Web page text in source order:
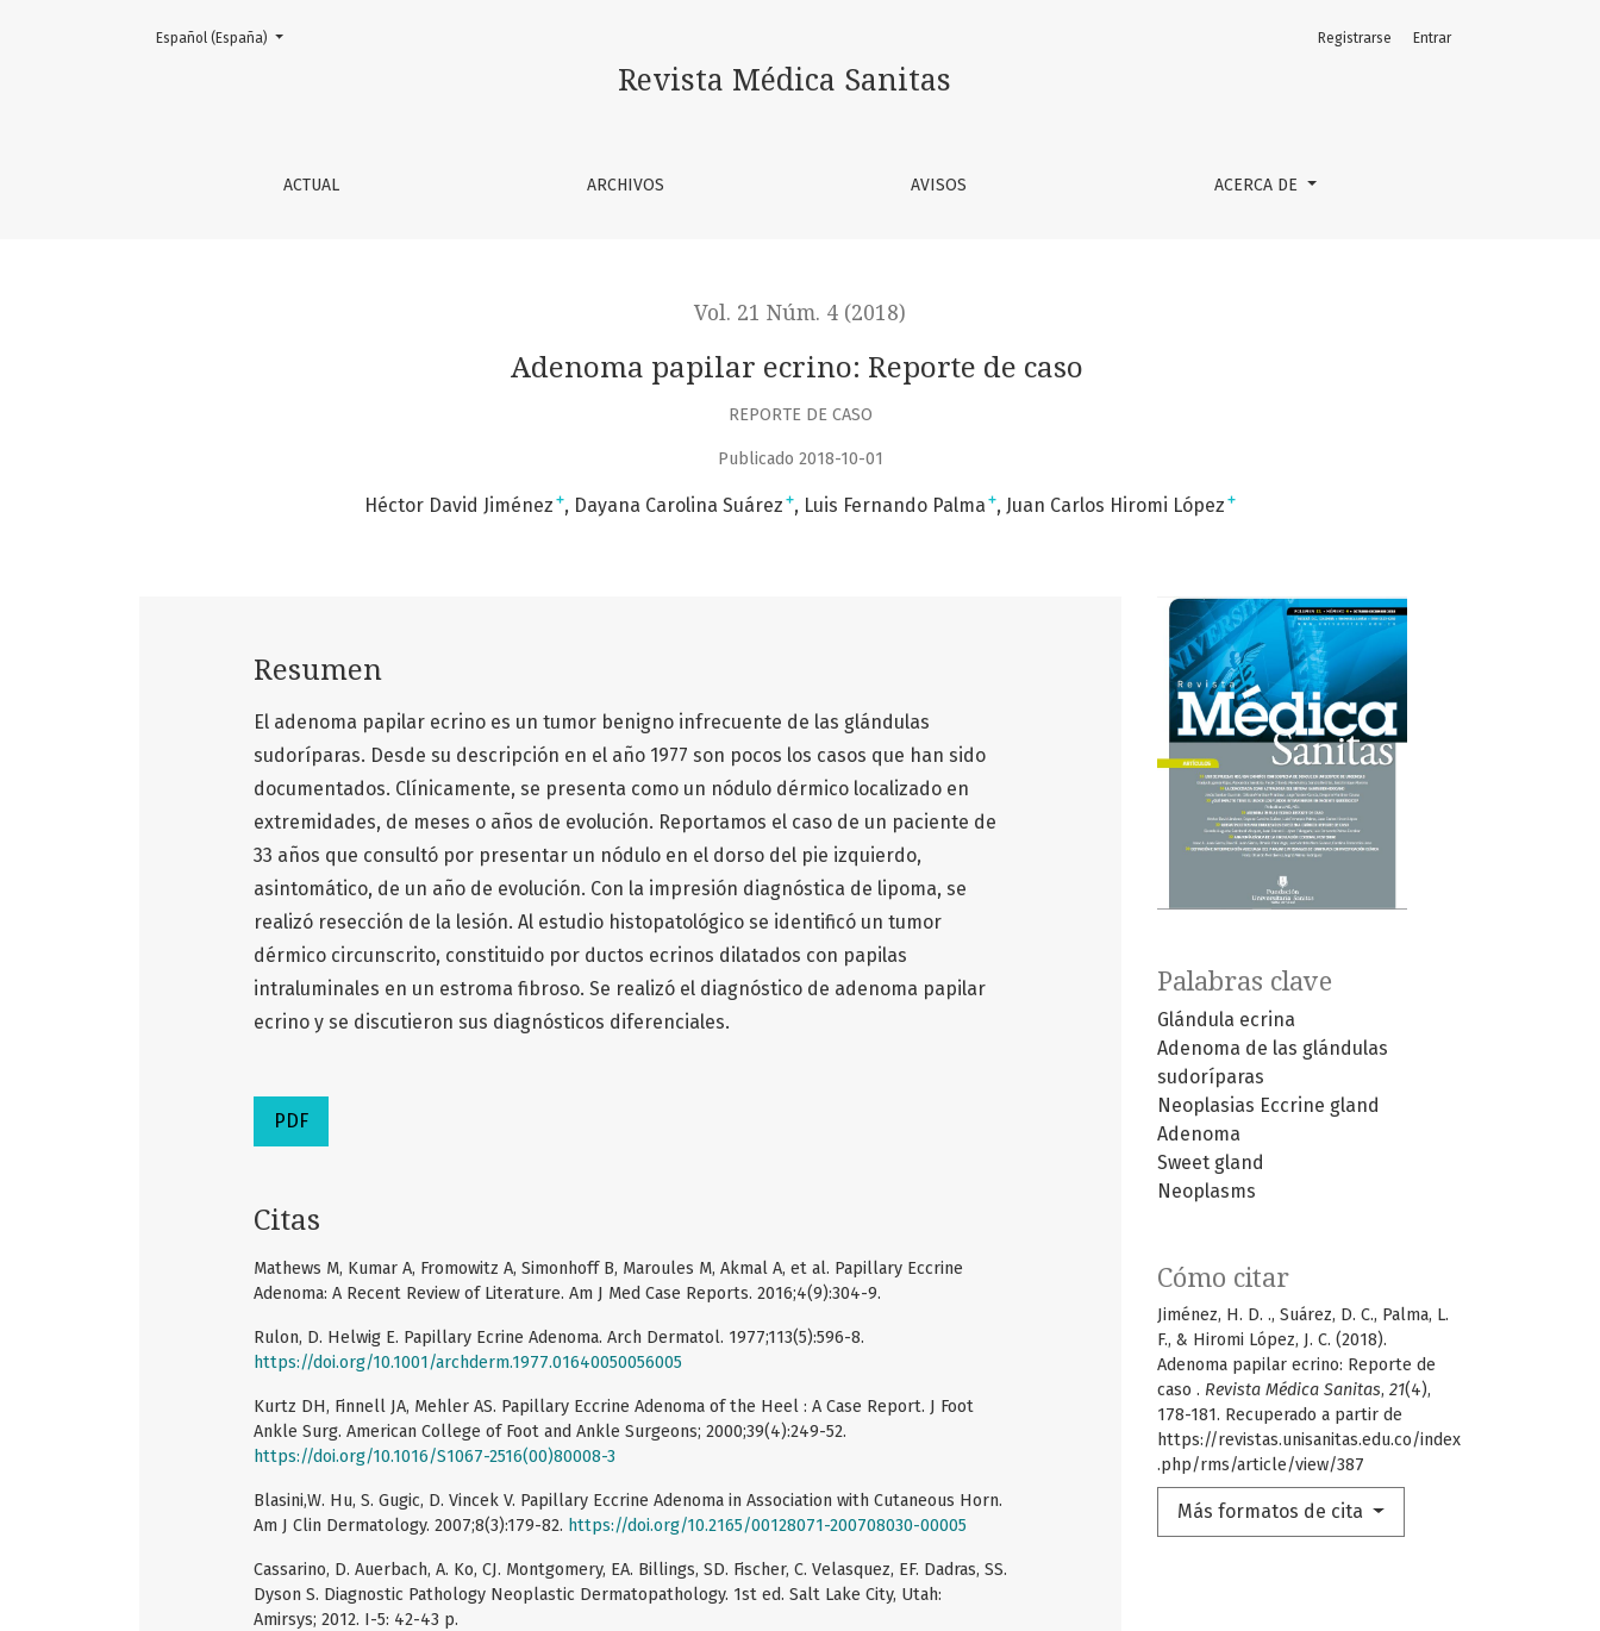
Adenoma papilar ecrino
Revista Médica Sanitas
ACTUAL ARCHIVOS AVISOS ACERCA DE
Registrarse Entrar
Cambiar el idioma. El actual es:
Español (España)
Vol. 21 Núm. 4 (2018)
Adenoma papilar ecrino: Reporte de caso
REPORTE DE CASO
Publicado 2018-10-01
Héctor David Jiménez + Dayana Carolina Suárez + Luis Fernando Palma + Juan Carlos Hiromi López +
Palabras clave
Glándula ecrina
Adenoma de las glándulas
sudoríparas
Neoplasias Eccrine gland
Adenoma
Sweet gland
Neoplasms
Cómo citar
Jiménez, H. D. ., Suárez, D. C., Palma, L.
F., & Hiromi López, J. C. (2018).
Adenoma papilar ecrino: Reporte de
caso . Revista Médica Sanitas, 21(4),
178-181. Recuperado a partir de
https://revistas.unisanitas.edu.co/index
.php/rms/article/view/387
Más formatos de cita
Resumen
El adenoma papilar ecrino es un tumor benigno infrecuente de las glándulas
sudoríparas. Desde su descripción en el año 1977 son pocos los casos que han sido
documentados. Clínicamente, se presenta como un nódulo dérmico localizado en
extremidades, de meses o años de evolución. Reportamos el caso de un paciente de
33 años que consultó por presentar un nódulo en el dorso del pie izquierdo,
asintomático, de un año de evolución. Con la impresión diagnóstica de lipoma, se
realizó resección de la lesión. Al estudio histopatológico se identificó un tumor
dérmico circunscrito, constituido por ductos ecrinos dilatados con papilas
intraluminales en un estroma fibroso. Se realizó el diagnóstico de adenoma papilar
ecrino y se discutieron sus diagnósticos diferenciales.
PDF
Citas
Mathews M, Kumar A, Fromowitz A, Simonhoff B, Maroules M, Akmal A, et al. Papillary Eccrine
Adenoma: A Recent Review of Literature. Am J Med Case Reports. 2016;4(9):304-9.
Rulon, D. Helwig E. Papillary Ecrine Adenoma. Arch Dermatol. 1977;113(5):596-8.
https://doi.org/10.1001/archderm.1977.01640050056005
Kurtz DH, Finnell JA, Mehler AS. Papillary Eccrine Adenoma of the Heel : A Case Report. J Foot
Ankle Surg. American College of Foot and Ankle Surgeons; 2000;39(4):249-52.
https://doi.org/10.1016/S1067-2516(00)80008-3
Blasini,W. Hu, S. Gugic, D. Vincek V. Papillary Eccrine Adenoma in Association with Cutaneous Horn.
Am J Clin Dermatology. 2007;8(3):179-82. https://doi.org/10.2165/00128071-200708030-00005
Cassarino, D. Auerbach, A. Ko, CJ. Montgomery, EA. Billings, SD. Fischer, C. Velasquez, EF. Dadras, SS.
Dyson S. Diagnostic Pathology Neoplastic Dermatopathology. 1st ed. Salt Lake City, Utah:
Amirsys; 2012. I-5: 42-43 p.